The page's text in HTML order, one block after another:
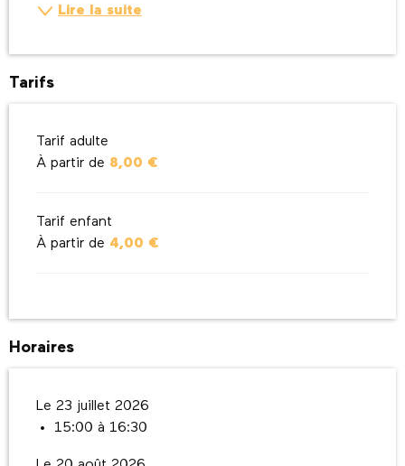
Lire la suite
Tarifs
Tarif adulte
À partir de 8,00 €
Tarif enfant
À partir de 4,00 €
Horaires
Le 23 juillet 2026
15:00 à 16:30